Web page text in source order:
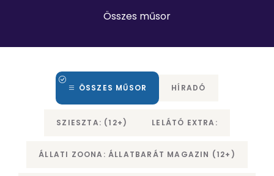
Összes műsor
ÖSSZES MŰSOR HÍRADÓ
SZIESZTA: (12+) LELÁTÓ EXTRA:
ÁLLATI ZOONA: ÁLLATBARÁT MAGAZIN (12+)